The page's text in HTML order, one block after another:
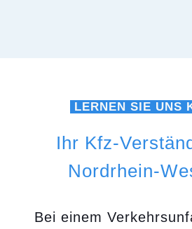
LERNEN SIE UNS
Ihr Kfz-
Nordrhein-
Bei einem